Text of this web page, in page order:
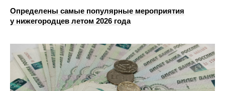
Определены самые популярные мероприятия
у нижегородцев летом 2026 года